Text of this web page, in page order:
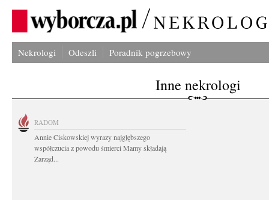
Nekrologi Odeszli Poradnik pogrzebowy
Inne nekrologi
RADOM
Annie Ciskowskiej wyrazy najgłębszego
współczucia z powodu śmierci Mamy składają
Zarząd...